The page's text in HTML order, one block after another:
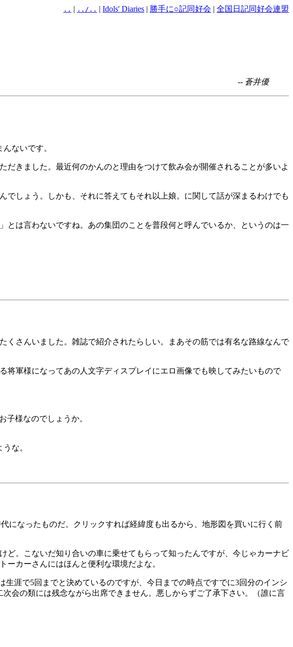
.. | ../.. | Idols' Diaries | 勝手に○記同好会 | 全国日記同好会連盟
-- 蒼井優
ないです。
きました。最近何のかんのと理由をつけて飲み会が開催されることが多いよ
しょう。しかも、それに答えてもそれ以上娘。に関して話が深まるわけでも
は言わないですね。あの集団のことを普段何と呼んでいるか、というのは一
さんいました。雑誌で紹介されたらしい。まあその筋では有名な路線なんで
将軍様になってあの人文字ディスプレイにエロ画像でも映してみたいもので
子様なのでしょうか。
な。
になったものだ。クリックすれば経緯度も出るから、地形図を買いに行く前
ど。こないだ知り合いの車に乗せてもらって知ったんですが、今じゃカーナビ
カーさんにはほんと便利な環境だよな。
涯で5回までと決めているのですが、今日までの時点ですでに3回分のインシ
会の類には残念ながら出席できません。悪しからずご了承下さい。（誰に言